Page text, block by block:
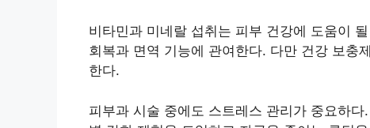
비타민과 미네랄 섭취는 피부 건강에 도움이
회복과 면역 기능에 관여한다. 다만 건강 보충
한다.
피부과 시술 중에도 스트레스 관리가 중요하